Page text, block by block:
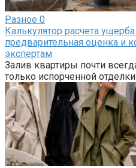
Разное 0
Калькулятор расчета
предварительная оценка и
экспертам
Залив квартиры почти
только испорченной